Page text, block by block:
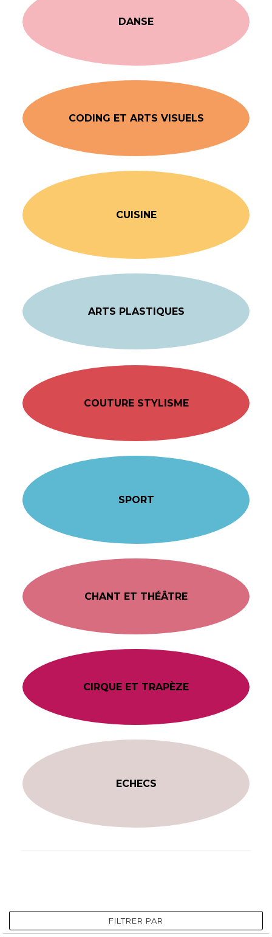
DANSE
CODING ET ARTS VISUELS
CUISINE
ARTS PLASTIQUES
COUTURE STYLISME
SPORT
CHANT ET THÉÂTRE
CIRQUE ET TRAPÈZE
ECHECS
FILTRER PAR